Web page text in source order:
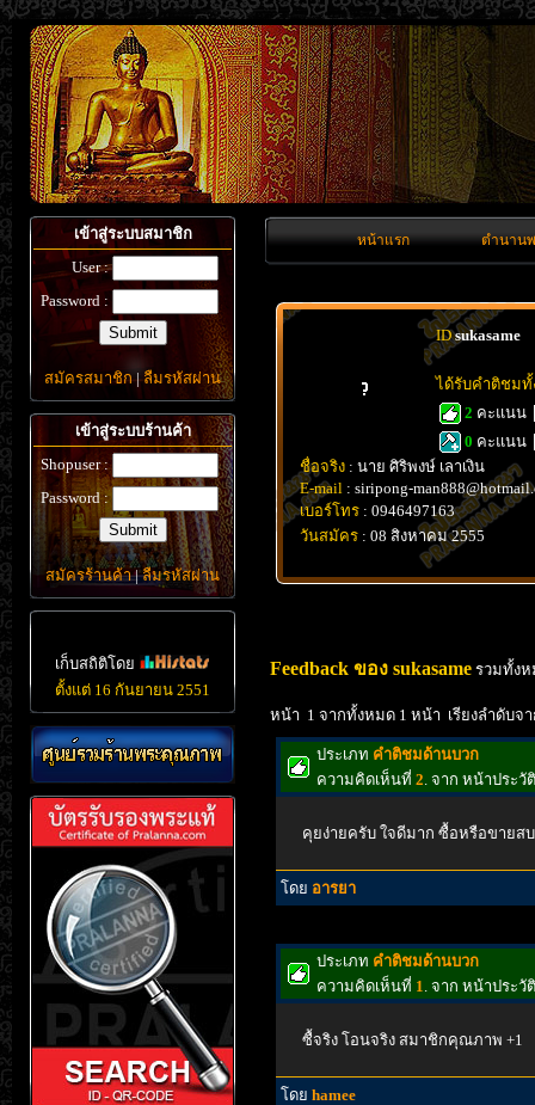
เข้าสู่ระบบสมาชิก
User :
Password :
สมัครสมาชิก|ลืมรหัสผ่าน
เข้าสู่ระบบร้านค้า
Shopuser :
Password :
สมัครร้านค้า|ลืมรหัสผ่าน
เก็บสถิติโดย
ตั้งแต่ 16 กันยายน 2551
หน้าแรก ตำนาน
ID sukasame
ได้รับคำติชม
2 คะแนน
0 คะแนน
ชื่อจริง : นาย ศิริพงษ์ เลาเงิน
E-mail : siripong-
เบอร์โทร : 0946497163
วันสมัคร : 08 สิงหาคม 2555
Feedback ของ sukasame รวมทั้งห
หน้า 1 จากทั้งหมด 1 หน้า เรียงลำดับจา
ประเภท คำติชมด้านบวก
ความคิดเห็นที่ 2. จาก หน้าประวั
คุยง่ายครับ ใจดีมาก ซื้อหรือขายส
โดย อารยา
ประเภท คำติชมด้านบวก
ความคิดเห็นที่ 1. จาก หน้าประวั
ซื้จริง โอนจริง สมาชิกคุณภาพ +1
โดย hamee